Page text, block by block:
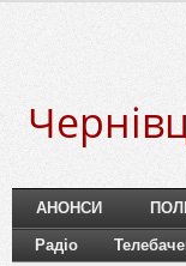
АНОНСИ
Радіо